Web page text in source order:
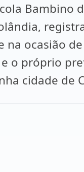
na ocasião
o próprio
cidade de